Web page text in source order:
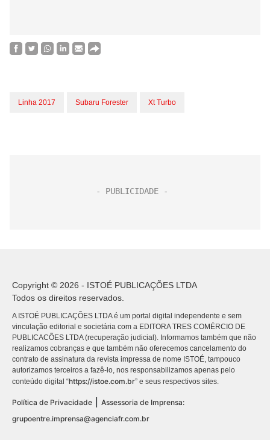
Linha 2017 Subaru Forester Xt Turbo
Copyright © 2026 - ISTOÉ PUBLICAÇÕES LTDA
Todos os direitos reservados.
A ISTOÉ PUBLICAÇÕES LTDA é um portal digital independente e sem
vinculação editorial e societária com a EDITORA TRES COMÉRCIO DE
PUBLICACÕES LTDA (recuperação judicial). Informamos também que não
realizamos cobranças e que também não oferecemos cancelamento do
contrato de assinatura da revista impressa de nome ISTOÉ, tampouco
autorizamos terceiros a fazê-lo, nos responsabilizamos apenas pelo
conteúdo digital “https://istoe.com.br” e seus respectivos sites.
Política de Privacidade
Assessoria de Imprensa:
grupoentre.imprensa@agenciafr.com.br